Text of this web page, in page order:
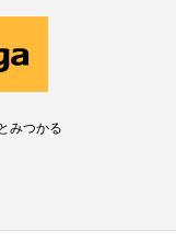
みつかる